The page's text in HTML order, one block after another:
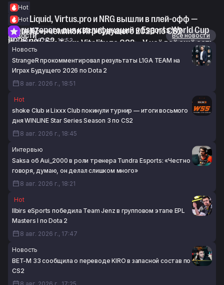
Hot
Team Liquid, Virtus.pro и NRG вышли в плей-офф —
итоги второго дня квалификаций к Esports World Cup
2026 по CS2
8 авг. 2026 г., 17:23
Hot
Team KZ — чемпион Игр будущего 2026 по CS2
8 авг. 2026 г., 16:53
Интервью
Devilwalk про Team Vitality по CS2: «У неё всё ещё есть
потенциал, и я до сих пор в неё верю»
8 авг. 2026 г., 16:35
Новости
Все новости
Новость
StrangeR прокомментировал результаты L1GA TEAM на
Играх Будущего 2026 по Dota 2
8 авг. 2026 г., 18:51
Hot
shoke Club и Lixxx Club покинули турнир — итоги восьмого
дня WINLINE Star Series Season 3 по CS2
8 авг. 2026 г., 18:45
Интервью
Saksa об Aui_2000 в роли тренера Tundra Esports: «Честно
говоря, думаю, он делал слишком много»
8 авг. 2026 г., 18:21
Hot
Ilbirs eSports победила Team Jenz в групповом этапе EPL
Masters I по Dota 2
8 авг. 2026 г., 17:47
Новость
BET-M 33 сообщила о переводе KIRO в запасной состав по
CS2